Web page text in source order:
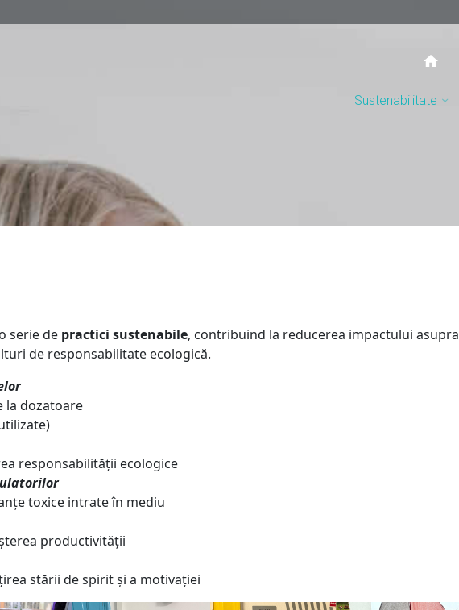
Sustenabilitate
serie de practici sustenabile, contribuind la reducerea impactului asupra
de responsabilitate ecologică.
la dozatoare
responsabilității ecologice
toxice intrate în mediu
productivității
stării de spirit și a motivației